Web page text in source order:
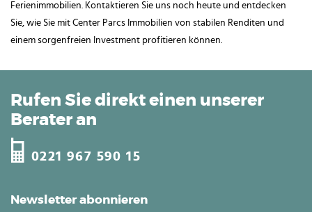
Ferienimmobilien. Kontaktieren Sie uns noch heute und entdecken
Sie, wie Sie mit Center Parcs Immobilien von stabilen Renditen und
einem sorgenfreien Investment profitieren können.
Newsletter abonnieren
Rufen Sie direkt einen unserer
Berater an
0221 967 590 15